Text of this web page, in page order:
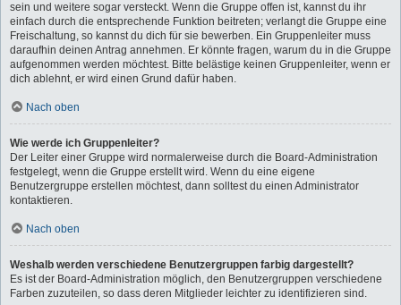
sein und weitere sogar versteckt. Wenn die Gruppe offen ist, kannst du ihr
einfach durch die entsprechende Funktion beitreten; verlangt die Gruppe eine
Freischaltung, so kannst du dich für sie bewerben. Ein Gruppenleiter muss
daraufhin deinen Antrag annehmen. Er könnte fragen, warum du in die Gruppe
aufgenommen werden möchtest. Bitte belästige keinen Gruppenleiter, wenn er
dich ablehnt, er wird einen Grund dafür haben.
Nach oben
Wie werde ich Gruppenleiter?
Der Leiter einer Gruppe wird normalerweise durch die Board-Administration
festgelegt, wenn die Gruppe erstellt wird. Wenn du eine eigene
Benutzergruppe erstellen möchtest, dann solltest du einen Administrator
kontaktieren.
Nach oben
Weshalb werden verschiedene Benutzergruppen farbig dargestellt?
Es ist der Board-Administration möglich, den Benutzergruppen verschiedene
Farben zuzuteilen, so dass deren Mitglieder leichter zu identifizieren sind.